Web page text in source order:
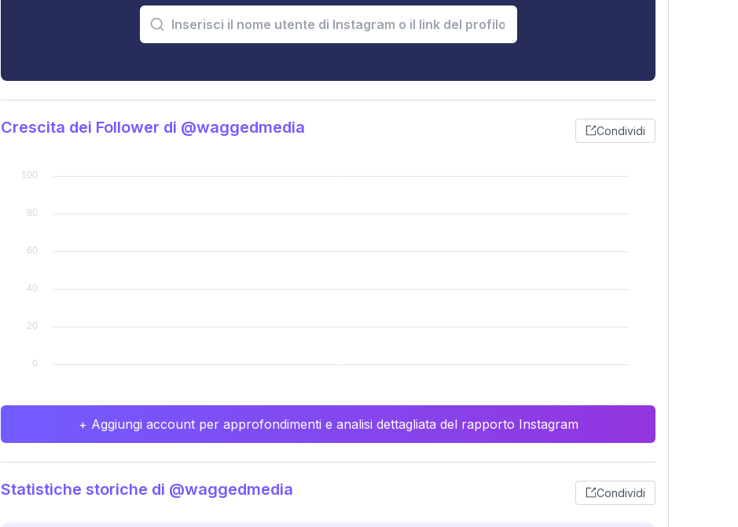
Crescita dei Follower di @waggedmedia Condividi
+ Aggiungi account per approfondimenti e analisi dettagliata del rapporto Instagram
Statistiche storiche di @waggedmedia Condividi